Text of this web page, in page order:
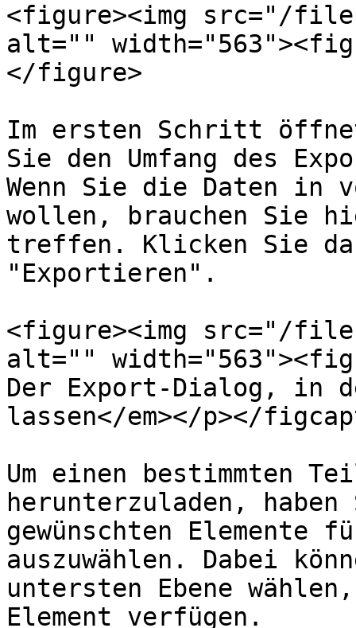
<figure><img src="/
alt=""
</figure>
Im ersten Schritt
Sie den Umfang des
Wenn Sie die Daten in
wollen, brauchen Sie
treffen. Klicken Sie
"Exportieren".
<figure><img src="/files/
alt=""
Der Export-Dialog, in
lassen</em></p></
Um einen bestimmten
herunterzuladen,
gewünschten Elemente
auszuwählen. Dabei
untersten Ebene
Element verfügen.